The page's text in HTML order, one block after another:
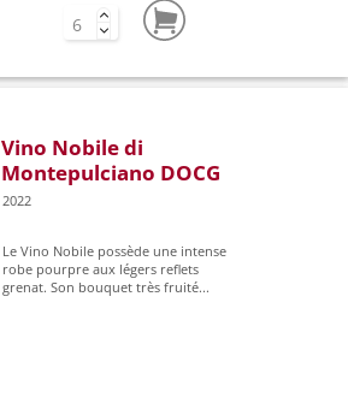
Vino Nobile di
Montepulciano DOCG
2022
Le Vino Nobile possède une intense
robe pourpre aux légers reflets
grenat. Son bouquet très fruité...